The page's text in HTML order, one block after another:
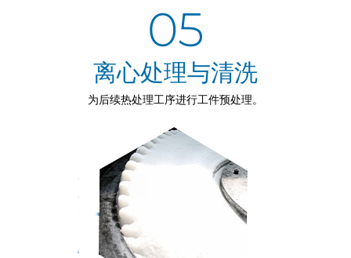
05
离心处理与清洗
为后续热处理工序进行工件预处理。